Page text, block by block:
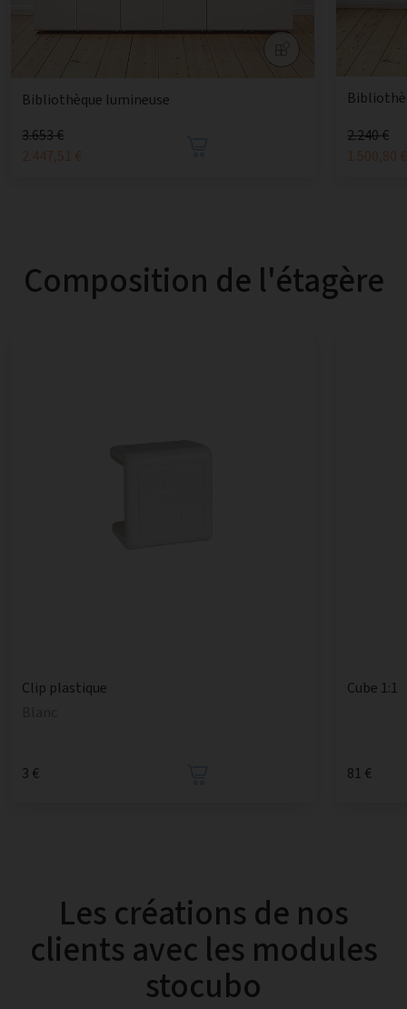
Bibliothèque lumineuse
3.653 €
2.447,51 €
2.240 €
1.500,80 €
Composition de l'étagère
Clip plastique
3 €
Cube 1:1
81 €
Les créations de nos
clients avec les modules
stocubo